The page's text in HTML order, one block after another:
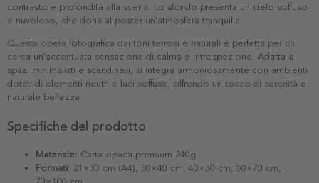
contrasto e profondità alla scena. Lo sfondo presenta un cielo soffuso
e nuvoloso, che dona al poster un'atmosfera tranquilla.
Questa opera fotografica dai toni terrosi e naturali è perfetta per chi
cerca un'accentuata sensazione di calma e introspezione. Adatta a
spazi minimalisti e scandinavi, si integra armoniosamente con ambienti
dotati di elementi neutri e luci soffuse, offrendo un tocco di serenità e
naturale bellezza.
Specifiche del prodotto
Materiale: Carta opaca premium 240g
Formati: 21×30 cm (A4), 30×40 cm, 40×50 cm, 50×70 cm,